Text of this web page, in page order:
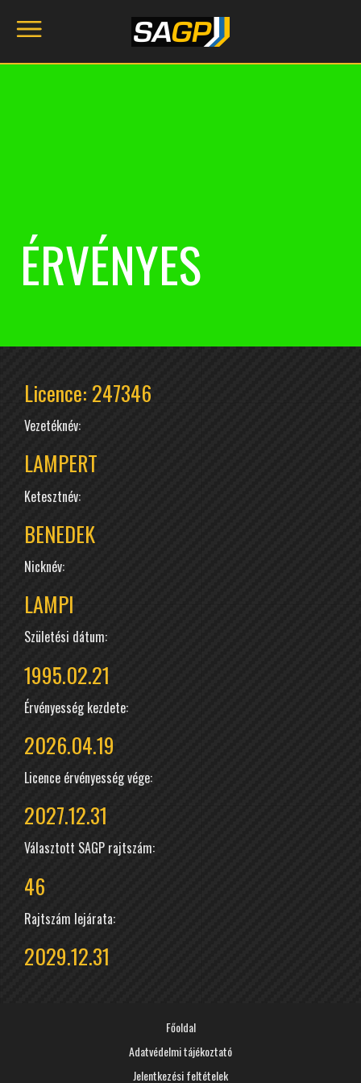
ÉRVÉNYES
Licence: 247346
Vezetéknév:
LAMPERT
Ketesztnév:
BENEDEK
Nicknév:
LAMPI
Születési dátum:
1995.02.21
Érvényesség kezdete:
2026.04.19
Licence érvényesség vége:
2027.12.31
Választott SAGP rajtszám:
46
Rajtszám lejárata:
2029.12.31
Főoldal
Adatvédelmi tájékoztató
Jelentkezési feltételek